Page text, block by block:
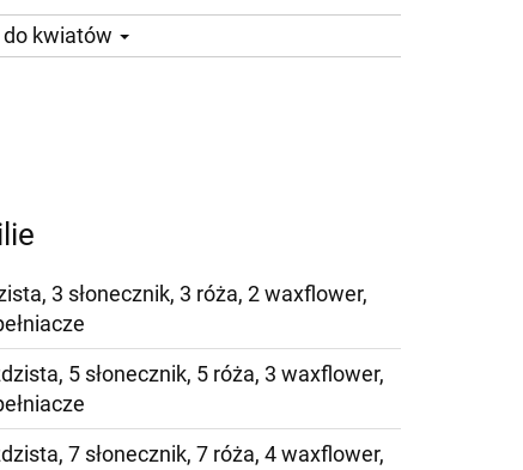
kwiatów
3 słonecznik, 3 róża, 2 waxflower,
5 słonecznik, 5 róża, 3 waxflower,
7 słonecznik, 7 róża, 4 waxflower,